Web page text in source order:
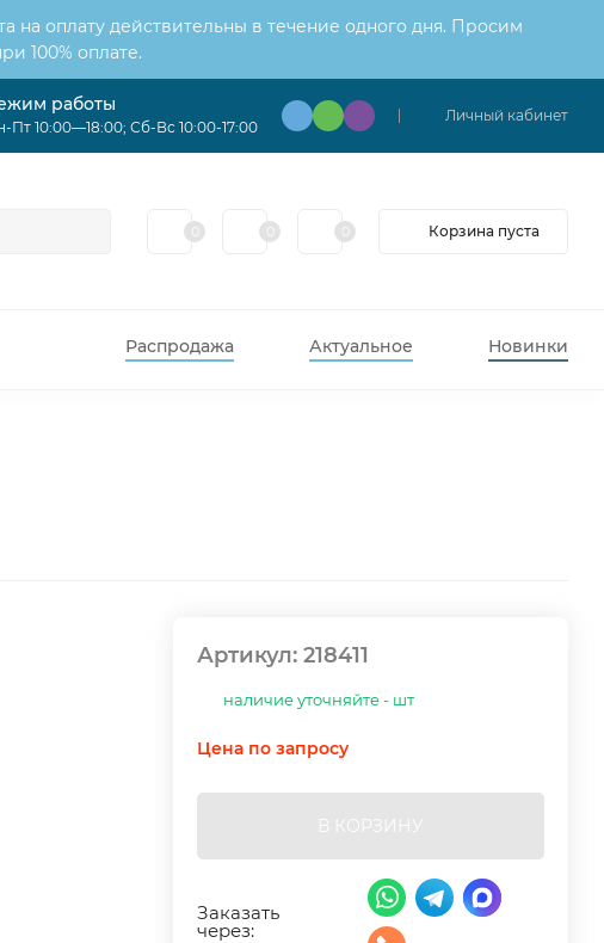
на оплату действительны в течение одного дня. Просим
100% оплате.
работы
Пт 10:00—18:00; Сб-Вс 10:00-17:00
Личный кабинет
Корзина пуста
Распродажа Актуальное Новинки
Артикул:218411
наличие уточняйте - шт
Цена по запросу
В КОРЗИНУ
Заказать
через: